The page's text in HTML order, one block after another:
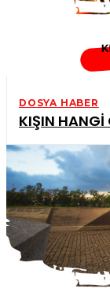
DOSYA HABER
KIŞIN HANGİ